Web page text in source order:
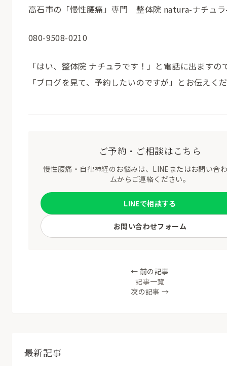
高石市の「慢性腰痛」専門 整体院 natura-ナチュ
080-9508-0210
「はい、整体院 ナチュラです！」と電話に出ますの
「ブログを見て、予約したいのですが」とお伝えく
ご予約・ご相談はこちら
慢性腰痛・自律神経のお悩みは、LINEまたはお問い合
ムからご連絡ください。
LINEで相談する
お問い合わせフォーム
← 前の記事
記事一覧
次の記事 →
最新記事